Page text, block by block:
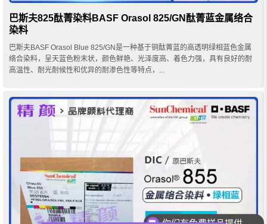
巴斯夫825酞菁染料BASF Orasol 825/GN酞菁蓝金属络合
染料
巴斯夫BASF Orasol Blue 825/GN是一种基于铜酞菁蓝的高透明绿相蓝色金属
络合染料，呈天蓝色粉末状，颜色鲜艳、光泽度高、着色力强，具有良好的耐
高温性、耐光耐候性和优异的耐渗色性等特点，...